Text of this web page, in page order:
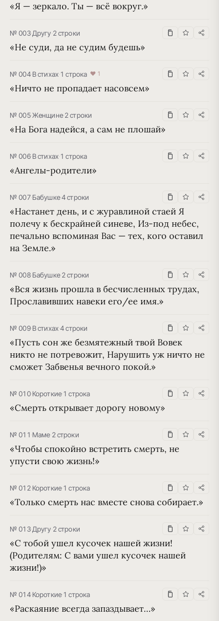
«Я — зеркало. Ты — всё вокруг.»
№ 003·Другу·2 строки
«Не суди, да не судим будешь»
№ 004·В стихах·1 строка ♥ 1
«Ничто не пропадает насовсем»
№ 005·Женщине·2 строки
«На Бога надейся, а сам не плошай»
№ 006·В стихах·1 строка
«Ангелы-родители»
№ 007·Бабушке·4 строки
«Настанет день, и с журавлиной стаей Я
полечу к бескрайней синеве, Из-под небес,
печально вспоминая Вас — тех, кого оставил
на Земле.»
№ 008·Бабушке·2 строки
«Вся жизнь прошла в бесчисленных трудах,
Прославивших навеки его/ее имя.»
№ 009·В стихах·4 строки
«Пусть сон же безмятежный твой Вовек
никто не потревожит, Нарушить уж ничто не
сможет Забвенья вечного покой.»
№ 010·Короткие·1 строка
«Смерть открывает дорогу новому»
№ 011·Маме·2 строки
«Чтобы спокойно встретить смерть, не
упусти свою жизнь!»
№ 012·Короткие·1 строка
«Только смерть нас вместе снова собирает.»
№ 013·Другу·2 строки
«С тобой ушел кусочек нашей жизни!
(Родителям: С вами ушел кусочек нашей
жизни!)»
№ 014·Короткие·1 строка
«Раскаяние всегда запаздывает…»